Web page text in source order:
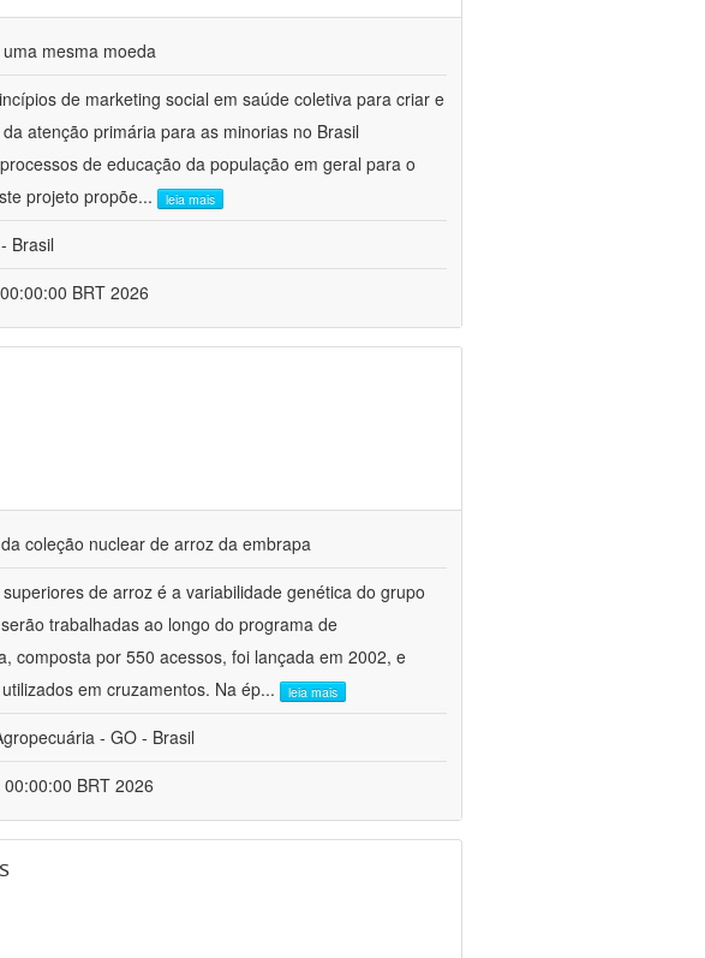
mesma moeda
de marketing social em saúde coletiva para criar e
atenção primária para as minorias no Brasil
de educação da população em geral para o
projeto propõe... leia mais
Brasil
BRT 2026
coleção nuclear de arroz da embrapa
de arroz é a variabilidade genética do grupo
trabalhadas ao longo do programa de
composta por 550 acessos, foi lançada em 2002, e
em cruzamentos. Na ép... leia mais
- GO - Brasil
BRT 2026